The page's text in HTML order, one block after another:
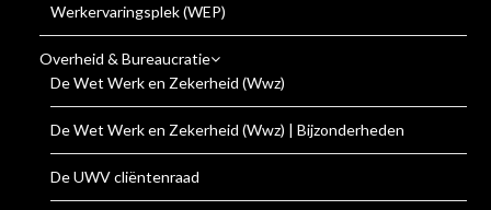
Werkervaringsplek (WEP)
Overheid & Bureaucratie
De Wet Werk en Zekerheid (Wwz)
De Wet Werk en Zekerheid (Wwz) | Bijzonderheden
De UWV cliëntenraad